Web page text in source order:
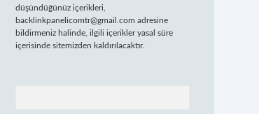
düşündüğünüz içerikleri,
backlinkpanelicomtr@gmail.com adresine
bildirmeniz halinde, ilgili içerikler yasal süre
içerisinde sitemizden kaldırılacaktır.